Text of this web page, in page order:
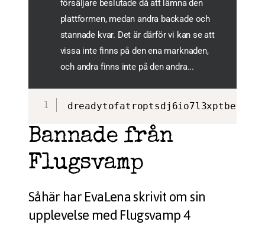
försäljare beslutade då att lämna den
plattformen, medan andra backade och
stannade kvar. Det är därför vi kan se att
vissa inte finns på den ena marknaden,
och andra finns inte på den andra...
Bannade från
Flugsvamp
Såhär har EvaLena skrivit om sin
upplevelse med Flugsvamp 4